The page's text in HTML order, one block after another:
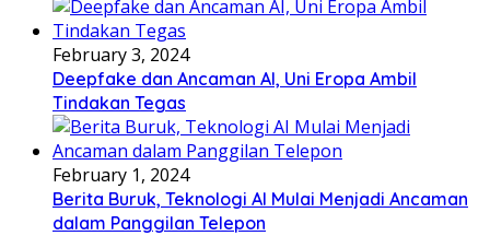
February 3, 2024
Deepfake dan Ancaman AI, Uni Eropa Ambil
Tindakan Tegas
February 1, 2024
Berita Buruk, Teknologi AI Mulai Menjadi Ancaman
dalam Panggilan Telepon